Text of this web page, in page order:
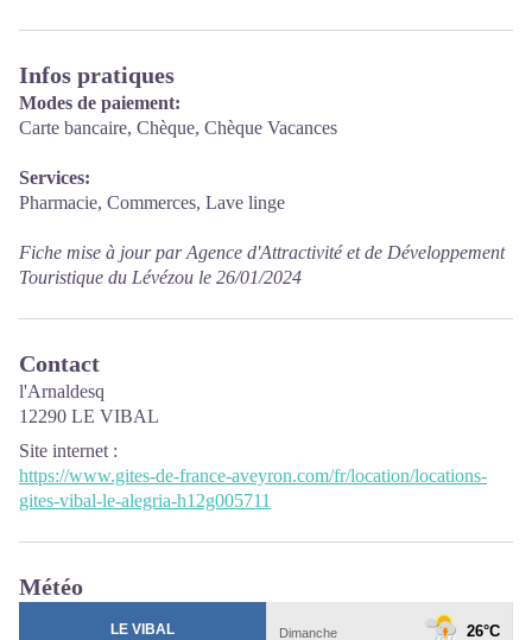
Infos pratiques
Modes de paiement:
Carte bancaire, Chèque, Chèque Vacances
Services:
Pharmacie, Commerces, Lave linge
Fiche mise à jour par Agence d'Attractivité et de Développement
Touristique du Lévézou le 26/01/2024
Contact
l'Arnaldesq
12290 LE VIBAL
Site internet :
https://www.gites-de-france-aveyron.com/fr/location/locations-
gites-vibal-le-alegria-h12g005711
Météo